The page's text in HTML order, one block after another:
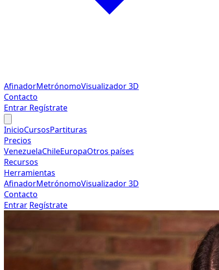
AfinadorMetrónomoVisualizador 3D
Contacto
Entrar Regístrate
InicioCursosPartituras
Precios
VenezuelaChileEuropaOtros países
Recursos
Herramientas
AfinadorMetrónomoVisualizador 3D
Contacto
Entrar Regístrate